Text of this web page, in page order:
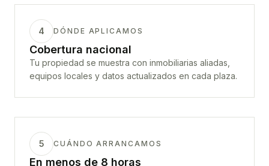
4 DÓNDE APLICAMOS
Cobertura nacional
Tu propiedad se muestra con inmobiliarias aliadas,
equipos locales y datos actualizados en cada plaza.
5 CUÁNDO ARRANCAMOS
En menos de 8 horas